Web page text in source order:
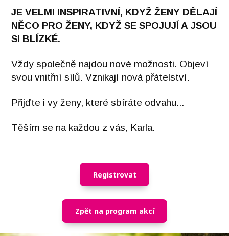
JE VELMI INSPIRATIVNÍ, KDYŽ ŽENY DĚLAJÍ
NĚCO PRO ŽENY, KDYŽ SE SPOJUJÍ A JSOU
SI BLÍZKÉ.
Vždy společně najdou nové možnosti. Objeví
svou vnitřní sílů. Vznikají nová přátelství.
Přijďte i vy ženy, které sbíráte odvahu...
Těším se na každou z vás, Karla.
Registrovat
Zpět na program akcí